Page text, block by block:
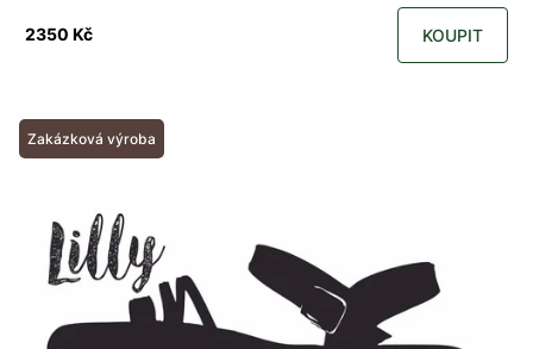
2350 Kč KOUPIT
Zakázková výroba